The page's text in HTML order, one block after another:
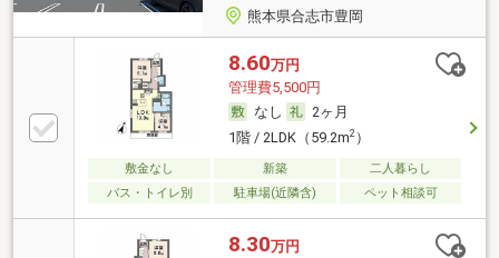
熊本県合志市豊岡
8.60万円
管理費5,500円
なし
2ヶ月
1階 / 2LDK（59.2m2）
敷金なし 新築
二人暮らし
バス・トイレ別
駐車場(近隣含) ペット相談可
8.30万円